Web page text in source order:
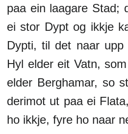
paa ein laagare Stad;
ei stor Dypt og ikkje
Dypti, til det naar
Hyl elder eit Vatn,
elder Berghamar, so
derimot ut paa ei
ho ikkje, fyre ho naar